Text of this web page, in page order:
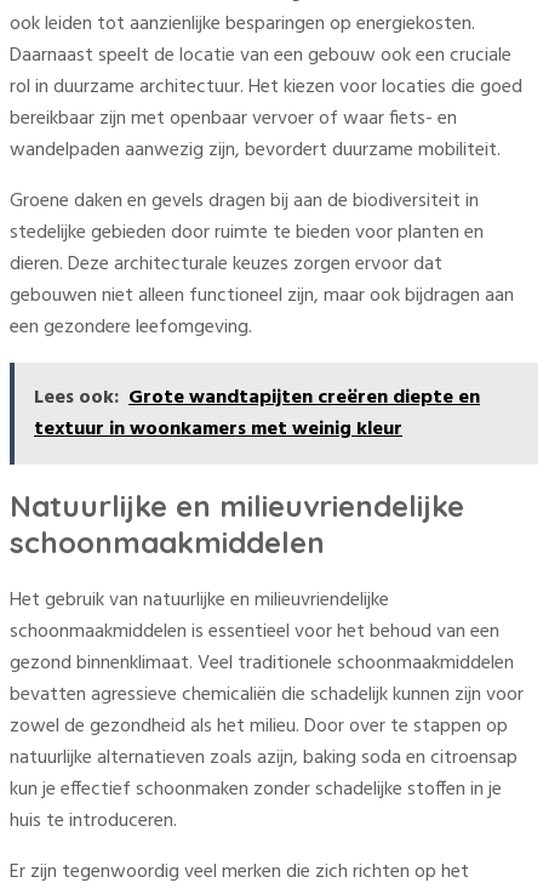
ook leiden tot aanzienlijke besparingen op energiekosten.
Daarnaast speelt de locatie van een gebouw ook een cruciale
rol in duurzame architectuur. Het kiezen voor locaties die goed
bereikbaar zijn met openbaar vervoer of waar fiets- en
wandelpaden aanwezig zijn, bevordert duurzame mobiliteit.
Groene daken en gevels dragen bij aan de biodiversiteit in
stedelijke gebieden door ruimte te bieden voor planten en
dieren. Deze architecturale keuzes zorgen ervoor dat
gebouwen niet alleen functioneel zijn, maar ook bijdragen aan
een gezondere leefomgeving.
Lees ook: Grote wandtapijten creëren diepte en
textuur in woonkamers met weinig kleur
Natuurlijke en milieuvriendelijke
schoonmaakmiddelen
Het gebruik van natuurlijke en milieuvriendelijke
schoonmaakmiddelen is essentieel voor het behoud van een
gezond binnenklimaat. Veel traditionele schoonmaakmiddelen
bevatten agressieve chemicaliën die schadelijk kunnen zijn voor
zowel de gezondheid als het milieu. Door over te stappen op
natuurlijke alternatieven zoals azijn, baking soda en citroensap
kun je effectief schoonmaken zonder schadelijke stoffen in je
huis te introduceren.
Er zijn tegenwoordig veel merken die zich richten op het